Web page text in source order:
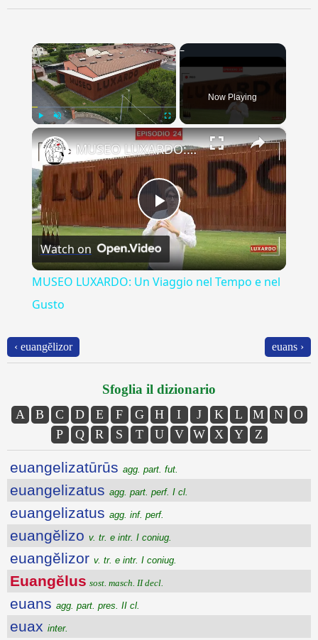
×
Fullscreen
Now Playing
×
Play
Video
MUSEO LUXARDO: Un Viaggio nel Tempo e nel Gusto
Watch on
MUSEO LUXARDO: Un Viaggio nel Tempo e nel
Gusto
‹ euangĕlizor euans ›
Sfoglia il dizionario
A B C D E F G H I J K L M N
O
P
Q R S T U V W X Y Z
euangelizatūrūs agg. part. fut.
euangelizatus agg. part. perf. I cl.
euangelizatus agg. inf. perf.
euangĕlizo v. tr. e intr. I coniug.
euangĕlizor v. tr. e intr. I coniug.
Euangĕlus sost. masch. II decl.
euans agg. part. pres. II cl.
euax inter.